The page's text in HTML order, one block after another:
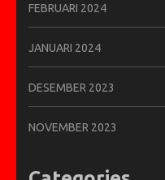
FEBRUARI 2024
JANUARI 2024
DESEMBER 2023
NOVEMBER 2023